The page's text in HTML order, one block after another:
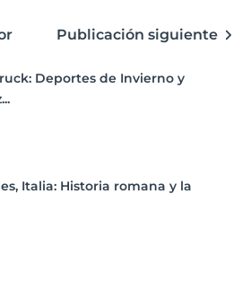
Publicación siguiente
Deportes de Invierno y
Italia: Historia romana y la